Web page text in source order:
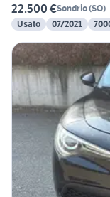
22.500 €Sondrio(SO)
Usato
07/2021